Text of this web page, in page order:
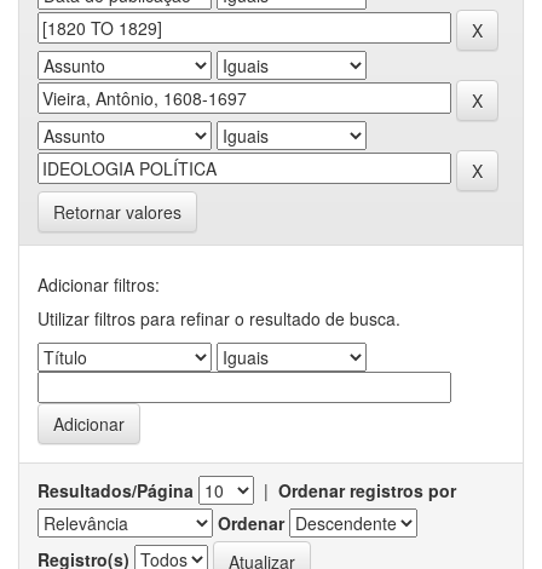
Retornar valores
Adicionar filtros:
Utilizar filtros para refinar o resultado de busca.
Resultados/Página | Ordenar registros por
Ordenar
Registro(s)